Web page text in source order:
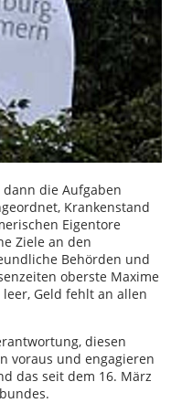
die Aufgaben
Krankenstand
Eigentore
Ziele an den
Behörden und
oberste Maxime
Geld fehlt an allen
diesen
voraus und engagieren
das seit dem 16. März